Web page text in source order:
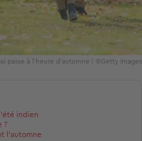
passe à l'heure d'automne ! ©Getty Images
indien
?
l’automne